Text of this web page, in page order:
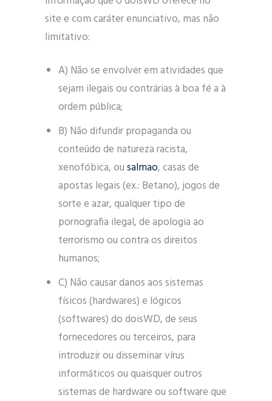
site e com caráter enunciativo, mas não
limitativo:
A) Não se envolver em atividades que
sejam ilegais ou contrárias à boa fé a à
ordem pública;
B) Não difundir propaganda ou
conteúdo de natureza racista,
xenofóbica, ousalmao, casas de
apostas legais (ex.: Betano), jogos de
sorte e azar, qualquer tipo de
pornografia ilegal, de apologia ao
terrorismo ou contra os direitos
humanos;
C) Não causar danos aos sistemas
físicos (hardwares) e lógicos
(softwares) do doisWD, de seus
fornecedores ou terceiros, para
introduzir ou disseminar vírus
informáticos ou quaisquer outros
sistemas de hardware ou software que